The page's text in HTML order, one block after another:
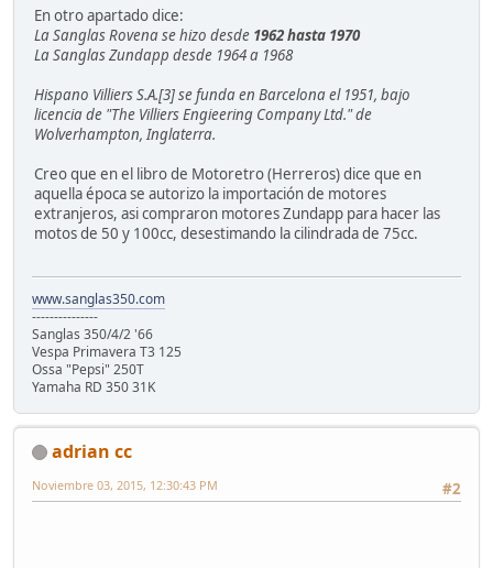
En otro apartado dice:
La Sanglas Rovena se hizo desde 1962 hasta 1970
La Sanglas Zundapp desde 1964 a 1968
Hispano Villiers S.A.[3] se funda en Barcelona el 1951, bajo
licencia de "The Villiers Engieering Company Ltd." de
Wolverhampton, Inglaterra.
Creo que en el libro de Motoretro (Herreros) dice que en
aquella época se autorizo la importación de motores
extranjeros, asi compraron motores Zundapp para hacer las
motos de 50 y 100cc, desestimando la cilindrada de 75cc.
www.sanglas350.com
---------------
Sanglas 350/4/2 '66
Vespa Primavera T3 125
Ossa "Pepsi" 250T
Yamaha RD 350 31K
adrian cc
#2
Noviembre 03, 2015, 12:30:43 PM